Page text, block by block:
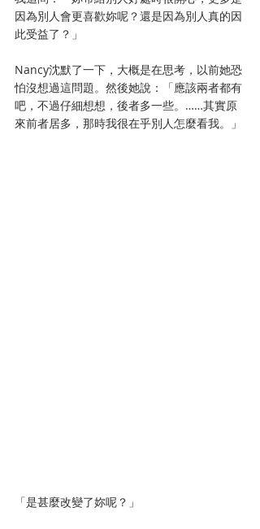
因為別人會更喜歡妳呢？還是因為別人真的因
此受益了？」
Nancy沈默了一下，大概是在思考，以前她恐
怕沒想過這問題。然後她說：「應該兩者都有
吧，不過仔細想想，後者多一些。……其實原
來前者居多，那時我很在乎別人怎麼看我。」
「是甚麼改變了妳呢？」